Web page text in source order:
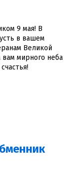
9 мая! В
в вашем
Великой
мирного неба